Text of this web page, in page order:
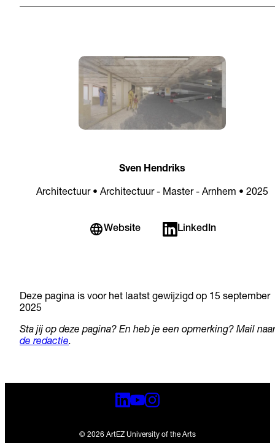
Sven Hendriks
Architectuur • Architectuur - Master - Arnhem • 2025
Website LinkedIn
Deze pagina is voor het laatst gewijzigd op 15 september
2025
Sta jij op deze pagina? En heb je een opmerking? Mail naar
de redactie.
© 2026 ArtEZ University of the Arts